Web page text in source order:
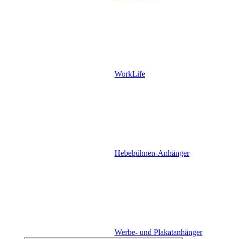
WorkLife
Hebebühnen-Anhänger
Werbe- und Plakatanhänger